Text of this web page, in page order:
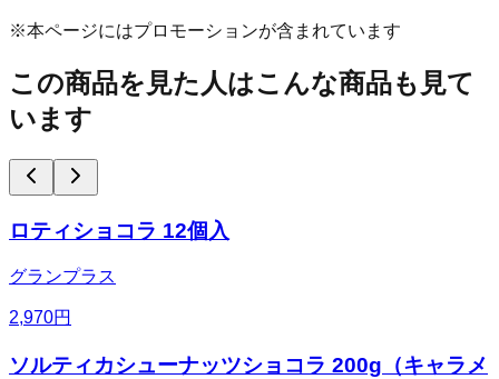
※本ページにはプロモーションが含まれています
この商品を見た人はこんな商品も見て
います
ロティショコラ 12個入
グランプラス
2,970円
ソルティカシューナッツショコラ 200g（キャラメ